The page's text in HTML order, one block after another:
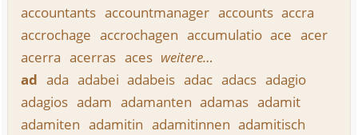
accountants accountmanager accounts accra
accrochage accrochagen accumulatio ace acer
acerra acerras aces weitere…
ad ada adabei adabeis adac adacs adagio
adagios adam adamanten adamas adamit
adamiten adamitin adamitinnen adamitisch